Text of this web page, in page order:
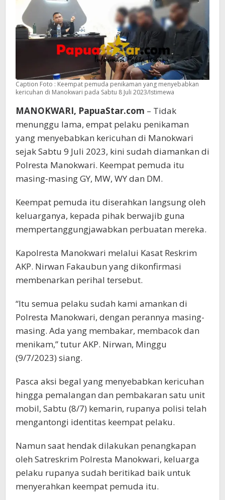
Caption Foto : Keempat pemuda penikaman yang menyebabkan
kericuhan di Manokwari pada Sabtu 8 Juli 2023/Istimewa
MANOKWARI, PapuaStar.com – Tidak
menunggu lama, empat pelaku penikaman
yang menyebabkan kericuhan di Manokwari
sejak Sabtu 9 Juli 2023, kini sudah diamankan di
Polresta Manokwari. Keempat pemuda itu
masing-masing GY, MW, WY dan DM.
Keempat pemuda itu diserahkan langsung oleh
keluarganya, kepada pihak berwajib guna
mempertanggungjawabkan perbuatan mereka.
Kapolresta Manokwari melalui Kasat Reskrim
AKP. Nirwan Fakaubun yang dikonfirmasi
membenarkan perihal tersebut.
“Itu semua pelaku sudah kami amankan di
Polresta Manokwari, dengan perannya masing-
masing. Ada yang membakar, membacok dan
menikam,” tutur AKP. Nirwan, Minggu
(9/7/2023) siang.
Pasca aksi begal yang menyebabkan kericuhan
hingga pemalangan dan pembakaran satu unit
mobil, Sabtu (8/7) kemarin, rupanya polisi telah
mengantongi identitas keempat pelaku.
Namun saat hendak dilakukan penangkapan
oleh Satreskrim Polresta Manokwari, keluarga
pelaku rupanya sudah beritikad baik untuk
menyerahkan keempat pemuda itu.